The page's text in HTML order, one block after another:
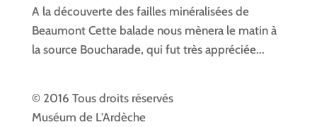
A la découverte des failles minéralisées de
Beaumont Cette balade nous mènera le matin à
la source Boucharade, qui fut très appréciée...
© 2016 Tous droits réservés
Muséum de L'Ardèche